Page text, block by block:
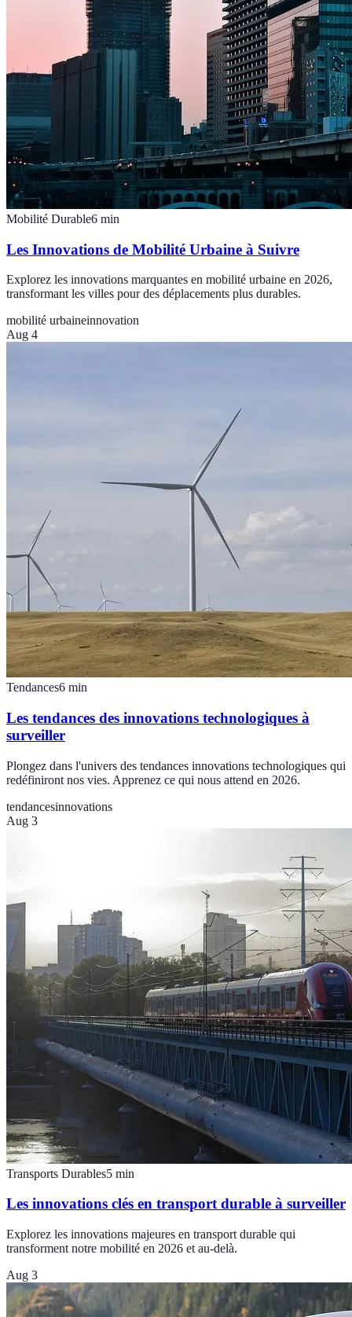
Mobilité Durable6 min
Les Innovations de Mobilité Urbaine à Suivre
Explorez les innovations marquantes en mobilité urbaine en 2026,
transformant les villes pour des déplacements plus durables.
mobilité urbaineinnovation
Aug 4
Tendances6 min
Les tendances des innovations technologiques à
surveiller
Plongez dans l'univers des tendances innovations technologiques qui
redéfiniront nos vies. Apprenez ce qui nous attend en 2026.
tendancesinnovations
Aug 3
Transports Durables5 min
Les innovations clés en transport durable à surveiller
Explorez les innovations majeures en transport durable qui
transforment notre mobilité en 2026 et au-delà.
Aug 3